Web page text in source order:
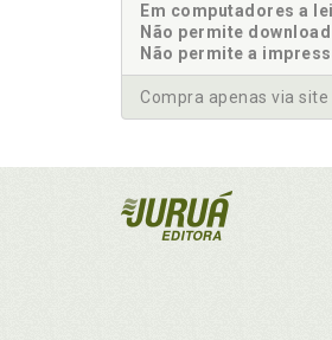
Em computadores a
Não permite
Não permite a
Compra apenas via site